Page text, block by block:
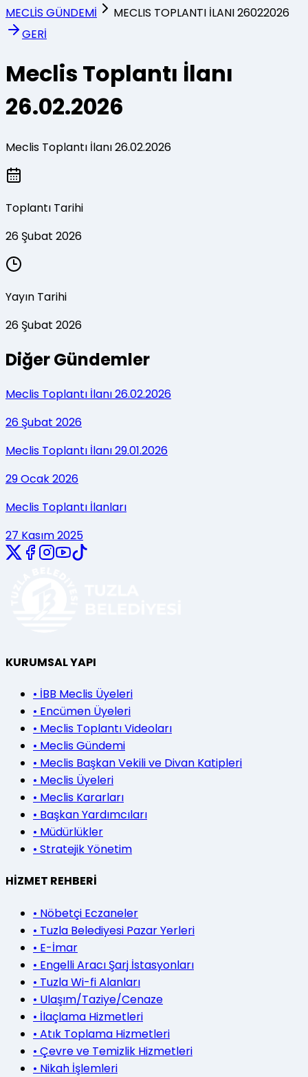
MECLİS GÜNDEMİ
MECLIS TOPLANTI İLANI 26022026
GERİ
Meclis Toplantı İlanı
26.02.2026
Meclis Toplantı İlanı 26.02.2026
Toplantı Tarihi
26 Şubat 2026
Yayın Tarihi
26 Şubat 2026
Diğer Gündemler
Meclis Toplantı İlanı 26.02.2026
26 Şubat 2026
Meclis Toplantı İlanı 29.01.2026
29 Ocak 2026
Meclis Toplantı İlanları
27 Kasım 2025
KURUMSAL YAPI
• İBB Meclis Üyeleri
• Encümen Üyeleri
• Meclis Toplantı Videoları
• Meclis Gündemi
• Meclis Başkan Vekili ve Divan Katipleri
• Meclis Üyeleri
• Meclis Kararları
• Başkan Yardımcıları
• Müdürlükler
• Stratejik Yönetim
HİZMET REHBERİ
• Nöbetçi Eczaneler
• Tuzla Belediyesi Pazar Yerleri
• E-İmar
• Engelli Aracı Şarj İstasyonları
• Tuzla Wi-fi Alanları
• Ulaşım/Taziye/Cenaze
• İlaçlama Hizmetleri
• Atık Toplama Hizmetleri
• Çevre ve Temizlik Hizmetleri
• Nikah İşlemleri